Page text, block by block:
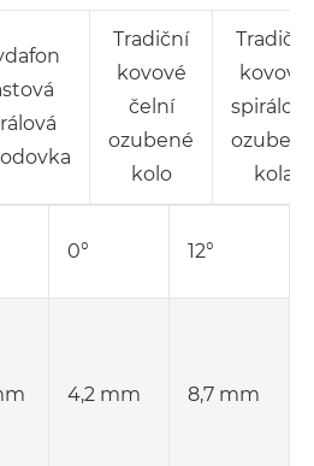
Tradiční
kovové
čelní
ozubené
kolo
Tradiční
kovová
spirálová
ozubená
kola
0° 12°
4,2 mm 8,7 mm